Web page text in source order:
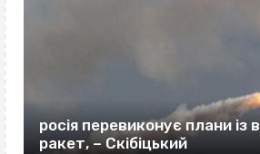
росія перевиконує плани із
ракет, – Скібіцький